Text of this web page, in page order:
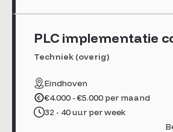
PLC implementatie
Techniek (overig)
Eindhoven
€4.000 - €5.000 per maand
32 - 40 uur per week